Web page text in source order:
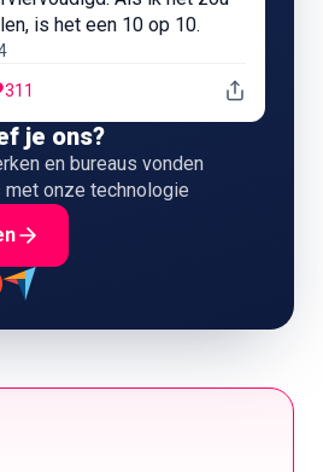
is het een 10 op 10.
311
je ons?
en bureaus vonden
onze technologie